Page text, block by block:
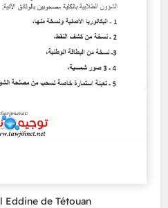
Eddine de Tétouan